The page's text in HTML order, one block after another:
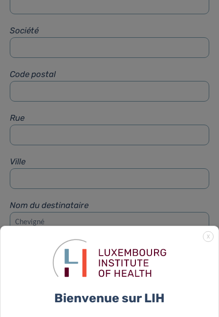
Société
Code postal
Rue
Ville
Nom du destinataire
Prénom du destinataire
X
Bienvenue sur LIH